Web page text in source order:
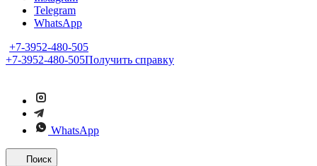
Telegram
WhatsApp
+7-3952-480-505
+7-3952-480-505Получить справку
WhatsApp
Поиск